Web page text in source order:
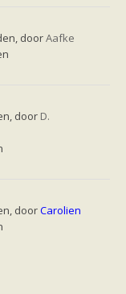
doorAafke
door D.
doorCarolien